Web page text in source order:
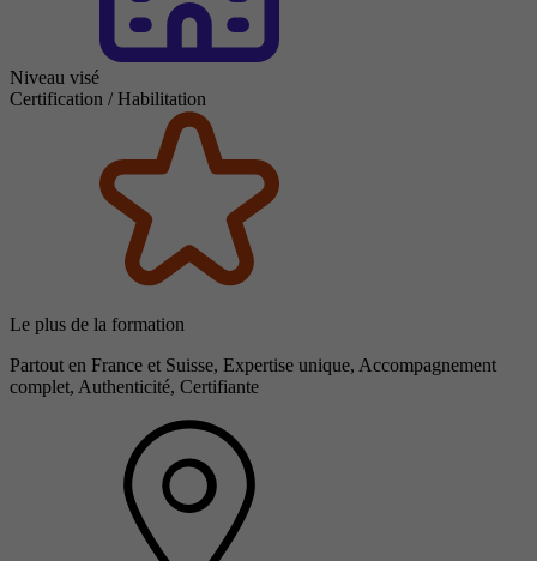
Niveau visé
Certification / Habilitation
Le plus de la formation
Partout en France et Suisse, Expertise unique, Accompagnement
complet, Authenticité, Certifiante